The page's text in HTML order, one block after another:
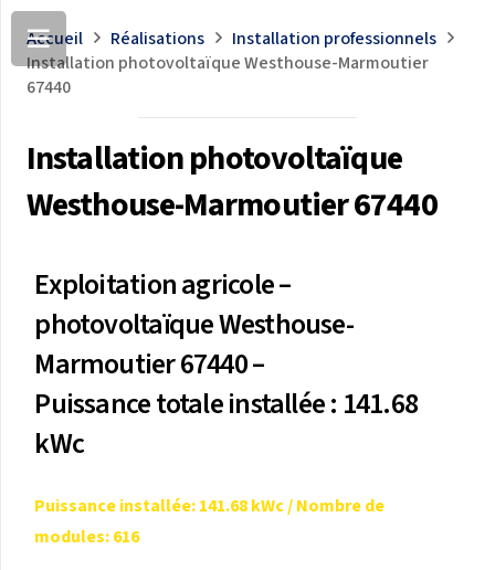
Accueil Réalisations
Installation professionnels
Installation photovoltaïque Westhouse-Marmoutier
67440
Installation photovoltaïque
Westhouse-Marmoutier 67440
Exploitation agricole –
photovoltaïque Westhouse-
Marmoutier 67440 –
Puissance totale installée : 141.68
kWc
Puissance installée: 141.68 kWc / Nombre de
modules: 616